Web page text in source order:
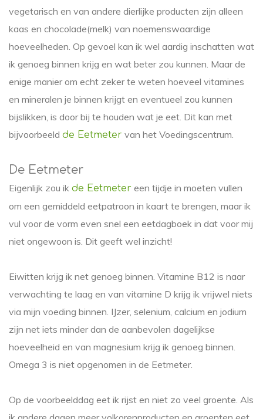
vegetarisch en van andere dierlijke producten zijn alleen
kaas en chocolade(melk) van noemenswaardige
hoeveelheden. Op gevoel kan ik wel aardig inschatten wat
ik genoeg binnen krijg en wat beter zou kunnen. Maar de
enige manier om echt zeker te weten hoeveel vitamines
en mineralen je binnen krijgt en eventueel zou kunnen
bijslikken, is door bij te houden wat je eet. Dit kan met
bijvoorbeeld de Eetmeter van het Voedingscentrum.
De Eetmeter
Eigenlijk zou ik de Eetmeter een tijdje in moeten vullen
om een gemiddeld eetpatroon in kaart te brengen, maar ik
vul voor de vorm even snel een eetdagboek in dat voor mij
niet ongewoon is. Dit geeft wel inzicht!
Eiwitten krijg ik net genoeg binnen. Vitamine B12 is naar
verwachting te laag en van vitamine D krijg ik vrijwel niets
via mijn voeding binnen. IJzer, selenium, calcium en jodium
zijn net iets minder dan de aanbevolen dagelijkse
hoeveelheid en van magnesium krijg ik genoeg binnen.
Omega 3 is niet opgenomen in de Eetmeter.
Op de voorbeelddag eet ik rijst en niet zo veel groente. Als